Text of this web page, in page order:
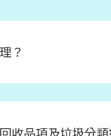
？